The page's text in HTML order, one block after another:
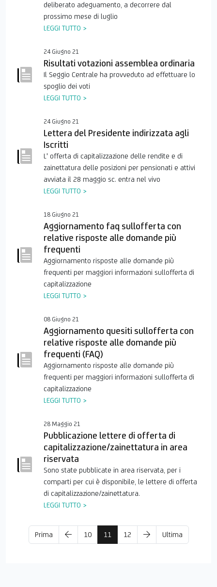
deliberato adeguamento, a decorrere dal
prossimo mese di luglio
LEGGI TUTTO >
24 Giugno 21
Risultati votazioni assemblea ordinaria
Il Seggio Centrale ha provveduto ad effettuare lo
spoglio dei voti
LEGGI TUTTO >
24 Giugno 21
Lettera del Presidente indirizzata agli
Iscritti
L' offerta di capitalizzazione delle rendite e di
zainettatura delle posizioni per pensionati e attivi
avviata il 28 maggio sc. entra nel vivo
LEGGI TUTTO >
18 Giugno 21
Aggiornamento faq sullofferta con
relative risposte alle domande più
frequenti
Aggiornamento risposte alle domande più
frequenti per maggiori informazioni sullofferta di
capitalizzazione
LEGGI TUTTO >
08 Giugno 21
Aggiornamento quesiti sullofferta con
relative risposte alle domande più
frequenti (FAQ)
Aggiornamento risposte alle domande più
frequenti per maggiori informazioni sullofferta di
capitalizzazione
LEGGI TUTTO >
28 Maggio 21
Pubblicazione lettere di offerta di
capitalizzazione/zainettatura in area
riservata
Sono state pubblicate in area riservata, per i
comparti per cui è disponibile, le lettere di offerta
di capitalizzazione/zainettatura.
LEGGI TUTTO >
Prima 10 11 12 Ultima